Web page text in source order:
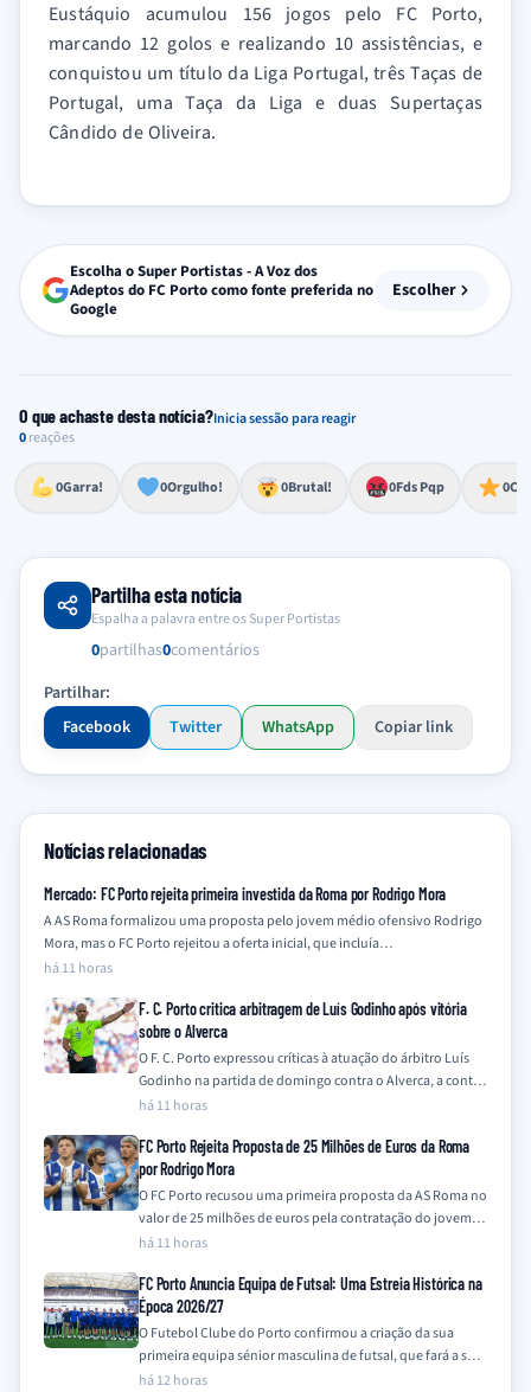
Eustáquio acumulou 156 jogos pelo FC Porto,
marcando 12 golos e realizando 10 assistências, e
conquistou um título da Liga Portugal, três Taças de
Portugal, uma Taça da Liga e duas Supertaças
Cândido de Oliveira.
Escolha o Super Portistas - A Voz dos
Adeptos do FC Porto como fonte preferida no
Google
Escolher
O que achaste desta notícia?Inicia sessão para reagir
0reações
0Garra!
Esforço, determinação, aprovação forte
0Orgulho!
Lealdade, amor clubístico, sentimento profundo
0Brutal!
Impressionante, chocante, de grande impacto 0Fds Pqp
Reação de desespero, raiva, frustração ou espanto extremo 0
Excelência, destaque, o melhor
Partilha esta notícia
Espalha a palavra entre os Super Portistas
0partilhas0comentários
Partilhar:
Facebook
Twitter WhatsApp Copiar link
Notícias relacionadas
Mercado: FC Porto rejeita primeira investida da Roma por Rodrigo Mora
A AS Roma formalizou uma proposta pelo jovem médio ofensivo Rodrigo
Mora, mas o FC Porto rejeitou a oferta inicial, que incluía…
há 11 horas
F. C. Porto critica arbitragem de Luís Godinho após vitória
sobre o Alverca
O F. C. Porto expressou críticas à atuação do árbitro Luís
Godinho na partida de domingo contra o Alverca, a contar
para…
há 11 horas
FC Porto Rejeita Proposta de 25 Milhões de Euros da Roma
por Rodrigo Mora
O FC Porto recusou uma primeira proposta da AS Roma no
valor de 25 milhões de euros pela contratação do jovem
médio-ofensivo…
há 11 horas
FC Porto Anuncia Equipa de Futsal: Uma Estreia Histórica na
Época 2026/27
O Futebol Clube do Porto confirmou a criação da sua
primeira equipa sénior masculina de futsal, que fará a sua
estreia oficial…
há 12 horas